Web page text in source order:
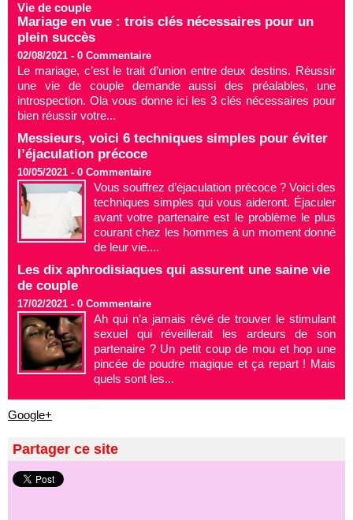
Vie de couple
Mariage en vue : trois clés nécessaires pour un
plein succès
02/08/2021 - 0 Commentaire
Le mariage, c’est le trait d’union entre deux destins. Réussir
une vie de couple demande aussi des préalables, une
introspection. Ola vous donne ici les 3 clés nécessaires pour
bien réussir votre...
Messieurs, voici 6 techniques simples pour éviter
l’éjaculation précoce
10/05/2021 - 0 Commentaire
Vous souffrez d’éjaculation précoce ? Voici des
techniques simples qui vous aideront. Éjaculer
avant votre partenaire est le problème le plus
courant chez les hommes à un moment donné
de leur vie....
Les dix aphrodisiaques qui assurent une saine vie
de couple
17/02/2021 - 0 Commentaire
Ah qui n’a jamais rêvé de trouver le stimulant
sexuel qui réveillerait les ardeurs de son
partenaire ? Un petit coup de mou et hop une
pincée de poudre magique et ça repart ! Mais
quels sont les...
Google+
Partager ce site